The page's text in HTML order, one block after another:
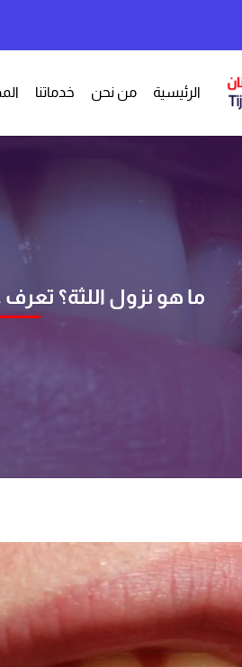
الرئيسية من نحن خدماتنا
ما هو نزول اللثة؟